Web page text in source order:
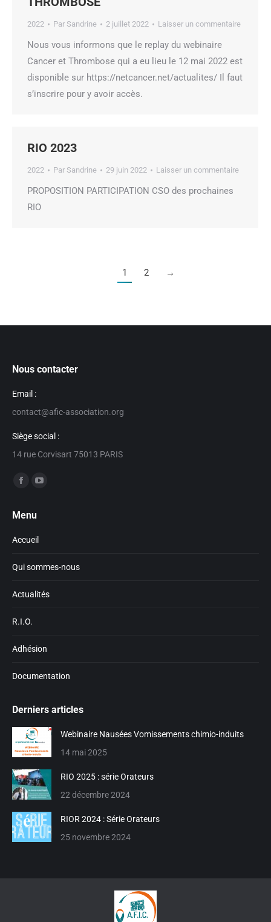
2022 Par Sandrine 2 juillet 2022 Laisser un commentaire
Nous vous informons que le replay du webinaire
Cancer et Thrombose qui a eu lieu le 12 mai 2022 est
disponible sur https://netcancer.net/actualites/ Il faut
s’inscrire pour y avoir accès.
RIO 2023
2022 Par Sandrine 29 juin 2022 Laisser un commentaire
PROPOSITION PARTICIPATION CSO des prochaines
RIO
1 2 →
Nous contacter
Email :
contact@afic-association.org
Siège social :
14 rue Corvisart 75013 PARIS
Trouvez nous sur :
opens
window
in
window
Menu
Accueil
Qui sommes-nous
Actualités
R.I.O.
Adhésion
Documentation
Derniers articles
Webinaire Nausées Vomissements chimio-induits
14 mai 2025
RIO 2025 : série Orateurs
22 décembre 2024
RIOR 2024 : Série Orateurs
25 novembre 2024